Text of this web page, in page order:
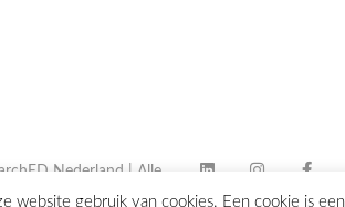
Nederland | Alle
website gebruik van cookies. Een cookie is een